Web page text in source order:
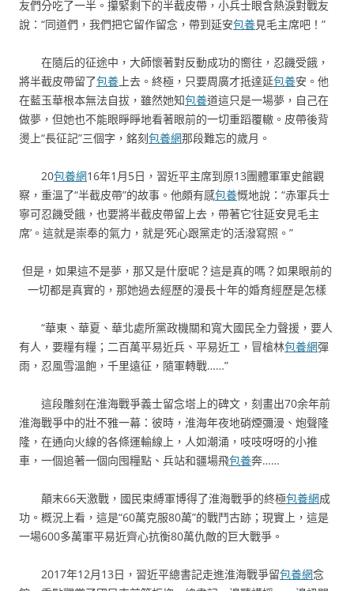
友們分吃了一半。攥緊剩下的半截皮帶，小兵士眼含熱淚對戰友
說：“同道們，我們把它留作留念，帶到延安包養見毛主席吧！”
在隨后的征途中，大師懷著對反動成功的嚮往，忍饑受餓，
將半截皮帶留了包養 上去。終極，只要周廣才抵達延包養安。他
在藍玉華根本無法自拔，雖然她知包養道這只是一場夢，自己在
做夢，但她也不能眼睜睜地看著眼前的一切重蹈覆轍。皮帶後背
燙上“長征記”三個字，銘刻包養網那段難忘的歲月。
20包養網16年1月5日，習近平主席到原13團體軍軍史館觀
察，重溫了“半截皮帶”的故事。他頗有感包養慨地說：“赤軍兵士
寧可忍饑受餓，也要將半截皮帶留上去，帶著它‘往延安見毛主
席’。這就是崇奉的氣力，就是‘死心跟黨走’的活潑寫照。”
但是，如果這不是夢，那又是什麼呢？這是真的嗎？如果眼前的
一切都是真實的，那她過去經歷的漫長十年的婚育經歷是怎樣
“華東、華夏、華北處所黨政機關和寬大國民全力聲援，要人
有人，要糧有糧；二百萬平易近兵、平易近工，冒槍林包養網彈
雨，忍風雪溫飽，千里遠征，隨軍轉戰……”
這段雕刻在淮海戰爭義士留念塔上的碑文，刻畫出70余年前
淮海戰爭中的壯不雅一幕：彼時，淮海年夜地硝煙彌漫、炮聲隆
隆，在通向火線的各條運輸線上，人如潮涌，吱吱呀呀的小推
車，一個追著一個向囤糧點、兵站和疆場飛包養奔……
顛末66天激戰，國民束縛軍博得了淮海戰爭的終極包養網成
功。概況上看，這是“60萬克服80萬”的戰鬥古跡；現實上，這是
一場600多萬軍平易近齊心抗衡80萬仇敵的巨大戰爭。
2017年12月13日，習近平總書記走進淮海戰爭留包養網念